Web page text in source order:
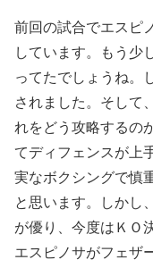
前回の試合でエスピ
しています。もう少
ってたでしょうね。
されました。そして
れをどう攻略するの
てディフェンスが上
実なボクシングで慎
と思います。しかし
が優り、今度はＫＯ
エスピノサがフェザ